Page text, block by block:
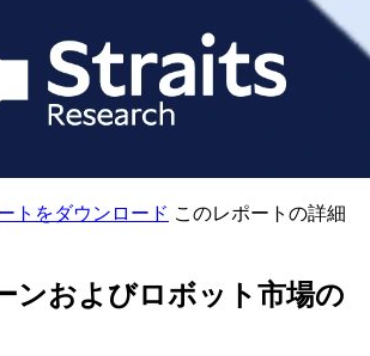
トをダウンロード このレポートの詳細
ンおよびロボット市場の